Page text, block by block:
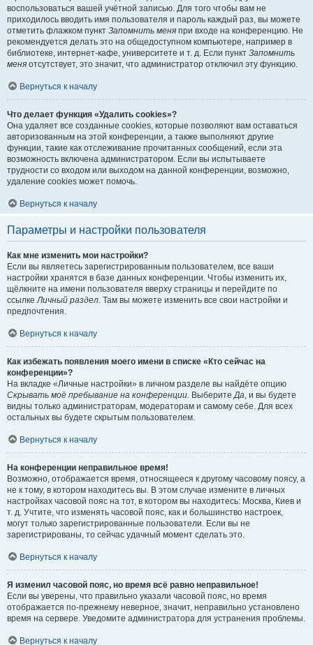
воспользоваться вашей учётной записью. Для того чтобы вам не
приходилось вводить имя пользователя и пароль каждый раз, вы можете
отметить флажком пункт Запомнить меня при входе на конференцию. Не
рекомендуется делать это на общедоступном компьютере, например в
библиотеке, интернет-кафе, университете и т. д. Если пункт Запомнить
меня отсутствует, это значит, что администратор отключил эту функцию.
Вернуться к началу
Что делает функция «Удалить cookies»?
Она удаляет все созданные cookies, которые позволяют вам оставаться
авторизованным на этой конференции, а также выполняют другие
функции, такие как отслеживание прочитанных сообщений, если эта
возможность включена администратором. Если вы испытываете
трудности со входом или выходом на данной конференции, возможно,
удаление cookies может помочь.
Вернуться к началу
Параметры и настройки пользователя
Как мне изменить мои настройки?
Если вы являетесь зарегистрированным пользователем, все ваши
настройки хранятся в базе данных конференции. Чтобы изменить их,
щёлкните на имени пользователя вверху страницы и перейдите по
ссылкеЛичный раздел. Там вы можете изменить все свои настройки и
предпочтения.
Вернуться к началу
Как избежать появления моего имени в списке «Кто сейчас на
конференции»?
На вкладке «Личные настройки» в личном разделе вы найдёте опцию
Скрывать моё пребывание на конференции. ВыберитеДа, и вы будете
видны только администраторам, модераторам и самому себе. Для всех
остальных вы будете скрытым пользователем.
Вернуться к началу
На конференции неправильное время!
Возможно, отображается время, относящееся к другому часовому поясу, а
не к тому, в котором находитесь вы. В этом случае измените в личных
настройках часовой пояс на тот, в котором вы находитесь: Москва, Киев и
т. д. Учтите, что изменять часовой пояс, как и большинство настроек,
могут только зарегистрированные пользователи. Если вы не
зарегистрированы, то сейчас удачный момент сделать это.
Вернуться к началу
Я изменил часовой пояс, но время всё равно неправильное!
Если вы уверены, что правильно указали часовой пояс, но время
отображается по-прежнему неверное, значит, неправильно установлено
время на сервере. Уведомите администратора для устранения проблемы.
Вернуться к началу